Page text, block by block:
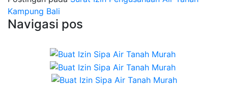
Kampung Bali
Navigasi pos